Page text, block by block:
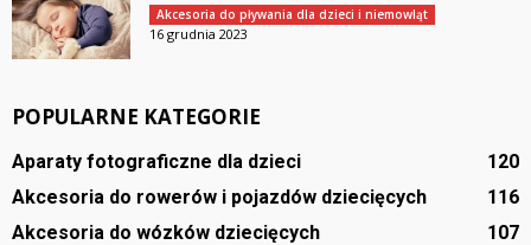
Akcesoria do pływania dla dzieci i niemowląt
16 grudnia 2023
POPULARNE KATEGORIE
Aparaty fotograficzne dla dzieci
120
Akcesoria do rowerów i pojazdów dziecięcych
116
Akcesoria do wózków dziecięcych
107